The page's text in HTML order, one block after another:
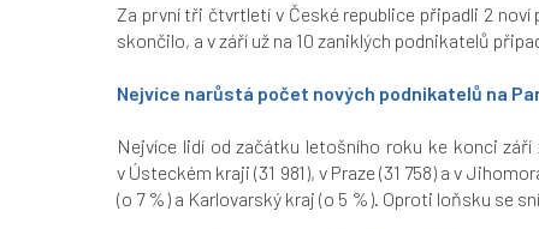
Za první tři čtvrtletí v České republice připadli 2
skončilo, a v září už na 10 zaniklých podnikatelů
Nejvíce narůstá počet nových podnikatelů na
Nejvíce lidí od začátku letošního roku ke konci
v Ústeckém kraji (31 981), v Praze (31 758) a v
(o 7 %) a Karlovarský kraj (o 5 %). Oproti loňsku se